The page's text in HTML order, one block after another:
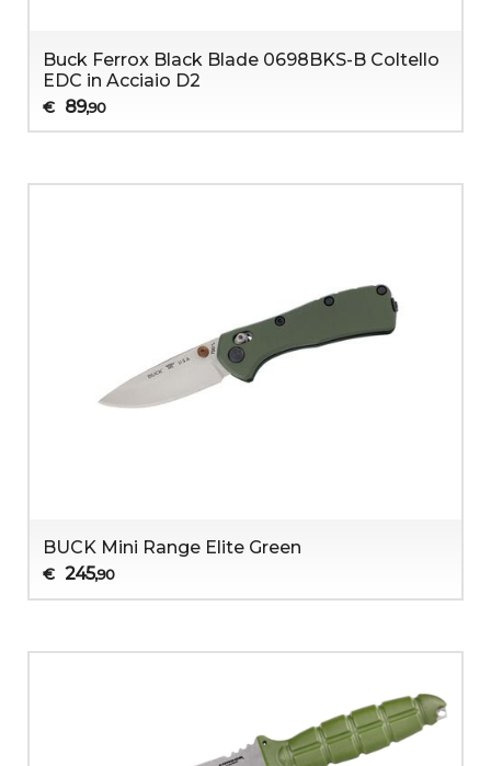
Buck Ferrox Black Blade 0698BKS-B Coltello
EDC in Acciaio D2
€ 89,90
BUCK Mini Range Elite Green
€ 245,90